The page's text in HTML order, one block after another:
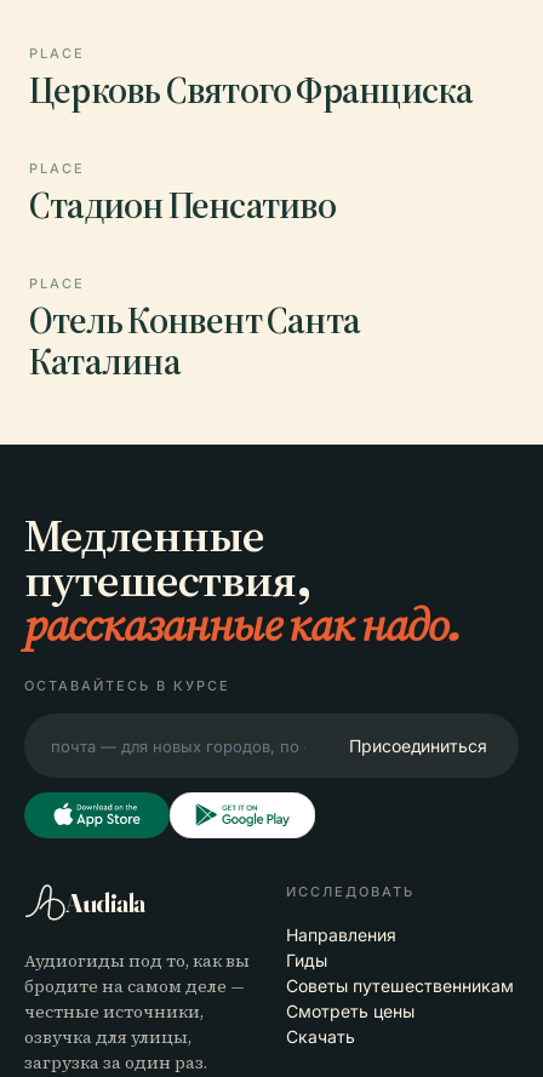
PLACE
Церковь Святого Франциска
PLACE
Стадион Пенсативо
PLACE
Отель Конвент Санта
Каталина
Медленные
путешествия,
рассказанные как надо.
ОСТАВАЙТЕСЬ В КУРСЕ
Присоединиться
Audiala
Аудиогиды под то, как вы
бродите на самом деле —
честные источники,
озвучка для улицы,
загрузка за один раз.
ИССЛЕДОВАТЬ
Направления
Гиды
Советы путешественникам
Смотреть цены
Скачать